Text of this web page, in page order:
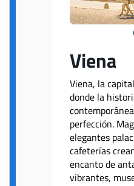
Viena
Viena, la
donde la
perfección.
elegantes
cafeterías
encanto de
vibrantes,